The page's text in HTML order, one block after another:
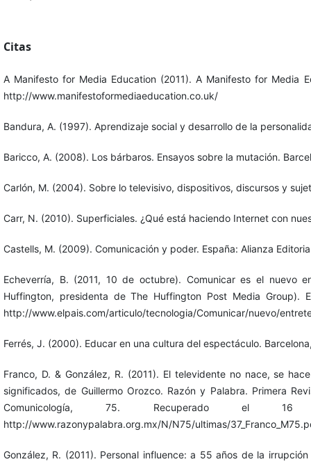
Citas
A Manifesto for Media Education (2011). A Manifesto for Media
http://www.manifestoformediaeducation.co.uk/
Bandura, A. (1997). Aprendizaje social y desarrollo de la
Baricco, A. (2008). Los bárbaros. Ensayos sobre la mutación.
Carlón, M. (2004). Sobre lo televisivo, dispositivos, discursos y
Carr, N. (2010). Superficiales. ¿Qué está haciendo Internet con
Castells, M. (2009). Comunicación y poder. España: Alianza
Echeverría, B. (2011, 10 de octubre). Comunicar es el nuevo
Huffington, presidenta de The Huffington Post Media
http://www.elpais.com/articulo/tecnologia/Comunicar/nuevo/
Ferrés, J. (2000). Educar en una cultura del espectáculo.
Franco, D. & González, R. (2011). El televidente no nace, se
significados, de Guillermo Orozco. Razón y Palabra. Primera
Comunicología, 75. Recuperado
http://www.razonypalabra.org.mx/N/N75/ultimas/
González, R. (2011). Personal influence: a 55 años de la